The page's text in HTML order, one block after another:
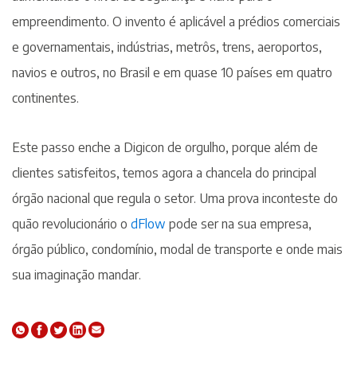
empreendimento. O invento é aplicável a prédios comerciais
e governamentais, indústrias, metrôs, trens, aeroportos,
navios e outros, no Brasil e em quase 10 países em quatro
continentes.
Este passo enche a Digicon de orgulho, porque além de
clientes satisfeitos, temos agora a chancela do principal
órgão nacional que regula o setor. Uma prova inconteste do
quão revolucionário o dFlow pode ser na sua empresa,
órgão público, condomínio, modal de transporte e onde mais
sua imaginação mandar.